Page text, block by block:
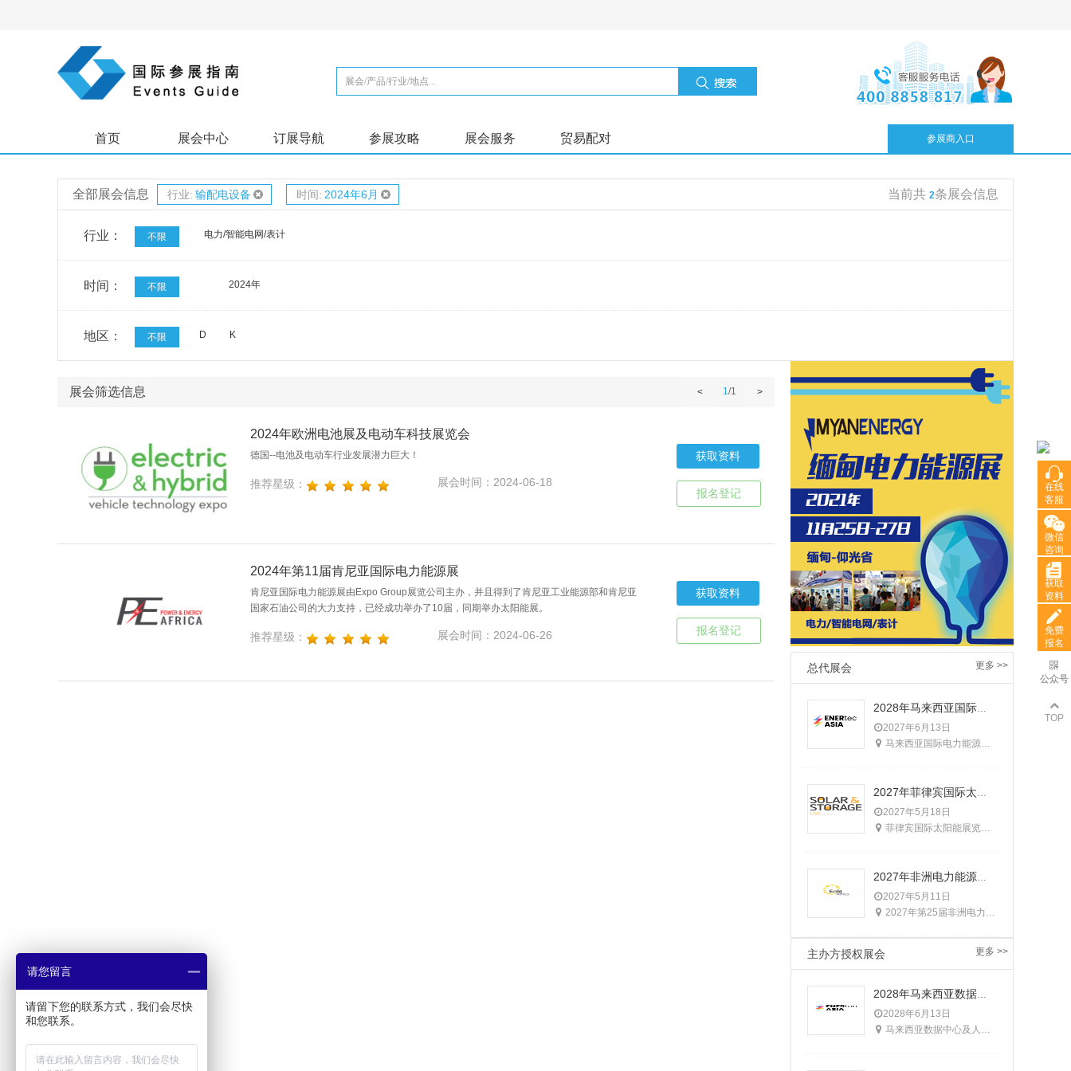
首页 展会中心 订展导航 参展攻略 展会服务 贸易配对 参展商入口
在线
客服
微信
咨询
获取
资料
免费
报名
公众号
全部展会信息 行业: 输配电设备 时间: 2024年6月 当前共 2条展会信息
行业： 不限 电力/智能电网/表计
时间： 不限 2024年
地区： 不限 D K
展会筛选信息 < 1/1 >
2024年欧洲电池展及电动车科技展览会
德国--电池及电动车行业发展潜力巨大！
推荐星级： 展会时间：2024-06-18
获取资料
报名登记
2024年第11届肯尼亚国际电力能源展
肯尼亚国际电力能源展由Expo Group展览公司主办，并且得到了肯尼亚工业能源部和肯尼亚
国家石油公司的大力支持，已经成功举办了10届，同期举办太阳能展。
推荐星级： 展会时间：2024-06-26
获取资料
报名登记
总代展会 更多 >>
2028年马来西亚国际电力能源展览会TENAGA EXPO
2027年6月13日
马来西亚国际电力能源展览会由英富曼集团主办，始办于1998年，两年一届，是马来西亚国家电力能源公司（TNB)唯一支持的专业电力采购平台和行业盛会。马来西亚国际电力能源展览会深受马来当地电力能源业界的认可，被认为是“东南亚电力能源工业最权威的展览会”，以扩展专业技术、开发更有效的电力性能以及满足工业需求为使命，持续性地为政府和商界提供稳定的平台。
2027年菲律宾国际太阳能展览会
2027年5月18日
菲律宾国际太阳能展览会是目前菲律宾规模最大，影响力最强的太阳能行业盛会。展会由Terrapinn Holdings Ltd.主办，每年一届，在菲律宾马尼拉SMX展览会议中心举办
2027年非洲电力能源、智能电网及表计展Enlit Africa
2027年5月11日
2027年第25届非洲电力能源展，将于5月11-13日在南非-开普敦举行，由南非电力公司（ESKOM）和南非工贸部（DTI）联合举办，其中将涉及发电、输配电、智能表计、新能源发电、水资源管理等多个领域
主办方授权展会 更多 >>
2028年马来西亚数据中心及人工智能展
2028年6月13日
马来西亚数据中心及人工智能展由英富曼集团主办，展会同期举办马来西亚电力能源展，马来西亚国家能源公司（TNB)能源转型大会，马来西亚电池储能展及马来西亚暖通制冷展。马来西亚国际电力能源展览会始办于1998年，两年一届，是马来西亚国家能源公司（TNB)唯一支持的专业电力采购平台和行业盛会。
在线
客服
微信
咨询
获取
资料
免费
报名
公众号
TOP
请您留言
请留下您的联系方式，我们会尽快
和您联系。